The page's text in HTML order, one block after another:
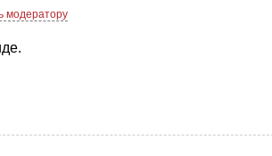
модератору